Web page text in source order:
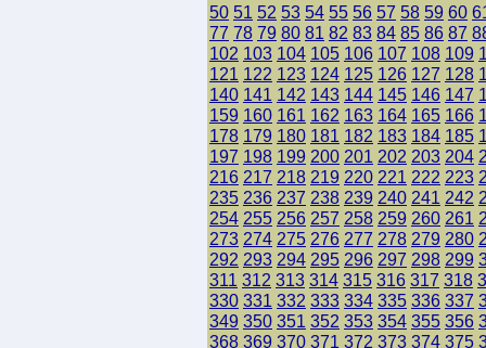
50 51 52 53 54 55 56 57 58 59 60
77 78 79 80 81 82 83 84 85 86 87
102 103 104 105 106 107 108 109
121 122 123 124 125 126 127 128
140 141 142 143 144 145 146 147
159 160 161 162 163 164 165 166
178 179 180 181 182 183 184 185
197 198 199 200 201 202 203 204
216 217 218 219 220 221 222 223
235 236 237 238 239 240 241 242
254 255 256 257 258 259 260 261
273 274 275 276 277 278 279 280
292 293 294 295 296 297 298 299
311 312 313 314 315 316 317 318
330 331 332 333 334 335 336 337
349 350 351 352 353 354 355 356
368 369 370 371 372 373 374 375